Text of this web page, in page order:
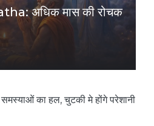
अधिक मास की रोचक
का हल, चुटकी मे होंगे परेशानी